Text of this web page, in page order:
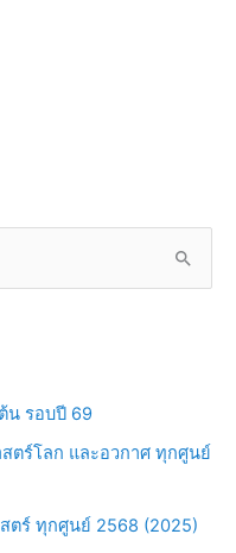
น รอบปี 69
ตร์โลก และอวกาศ ทุกศูนย์
ตร์ ทุกศูนย์ 2568 (2025)